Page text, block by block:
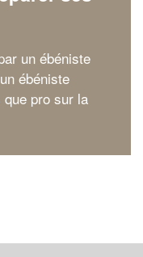
un ébéniste
ébéniste
pro sur la